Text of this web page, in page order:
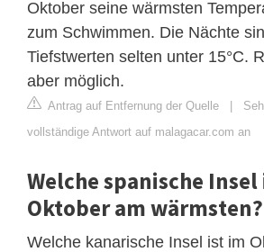
Oktober seine wärmsten
zum Schwimmen. Die Nächte
Tiefstwerten selten unter 15°C.
aber möglich.
Antrag auf Entfernung der Quelle |
vollständige Antwort auf malagacar.com an
Welche spanische
Oktober am wärmsten?
Welche kanarische Insel ist im